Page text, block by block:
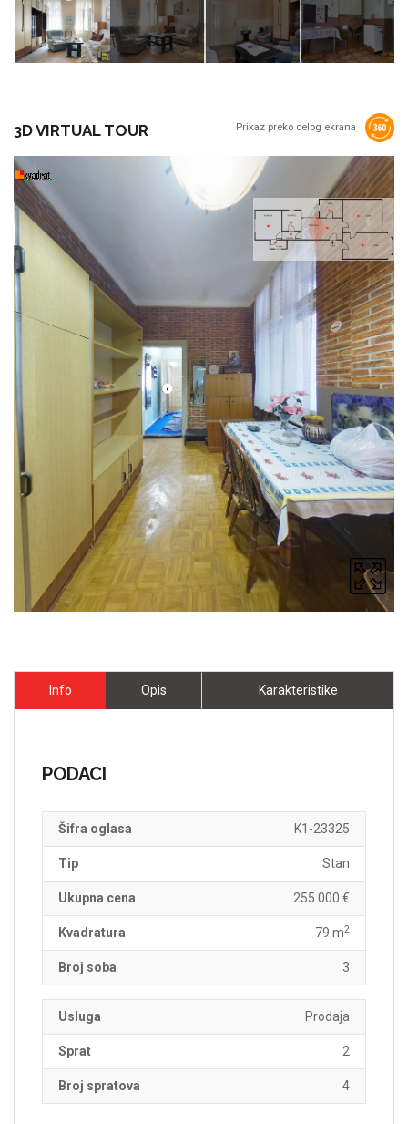
Prikaz preko celog ekrana
3D VIRTUAL TOUR
Info Opis Karakteristike
PODACI
Šifra oglasa K1-23325
Tip Stan
Ukupna cena 255.000 €
Kvadratura 79 m2
Broj soba 3
Usluga Prodaja
Sprat 2
Broj spratova 4